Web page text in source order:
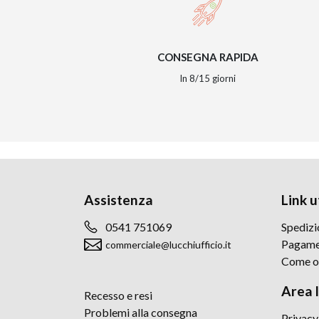
CONSEGNA RAPIDA
In 8/15 giorni
Assistenza
0541 751069
commerciale@lucchiufficio.it
Recesso e resi
Problemi alla consegna
Link
Come
Area